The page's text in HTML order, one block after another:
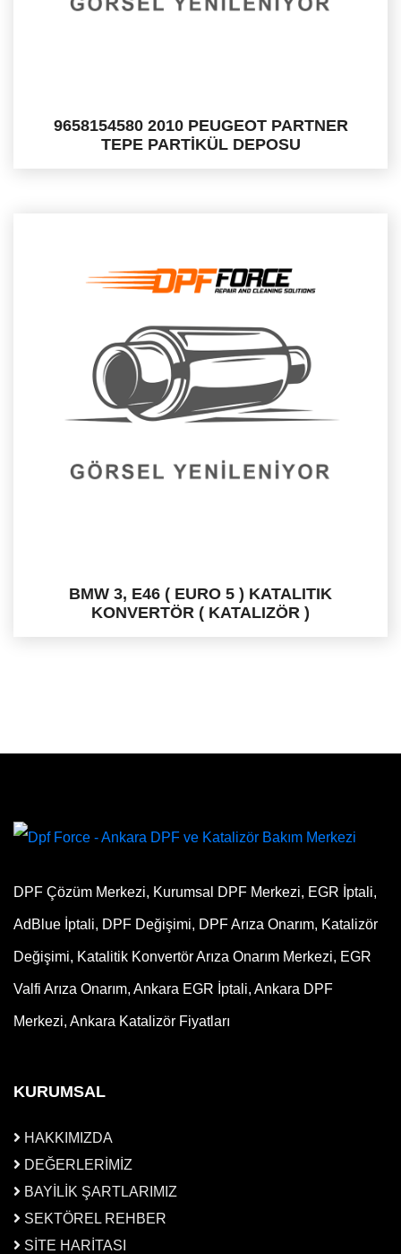
9658154580 2010 PEUGEOT PARTNER
TEPE PARTİKÜL DEPOSU
BMW 3, E46 ( EURO 5 ) KATALITIK
KONVERTÖR ( KATALIZÖR )
DPF Çözüm Merkezi, Kurumsal DPF Merkezi, EGR İptali,
AdBlue İptali, DPF Değişimi, DPF Arıza Onarım, Katalizör
Değişimi, Katalitik Konvertör Arıza Onarım Merkezi, EGR
Valfi Arıza Onarım, Ankara EGR İptali, Ankara DPF
Merkezi, Ankara Katalizör Fiyatları
KURUMSAL
HAKKIMIZDA
DEĞERLERİMİZ
BAYİLİK ŞARTLARIMIZ
SEKTÖREL REHBER
SİTE HARİTASI